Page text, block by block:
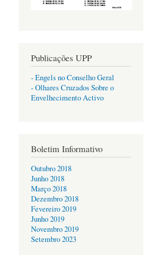
Publicações UPP
- Engels no Conselho Geral
- Olhares Cruzados Sobre o
Envelhecimento Activo
Boletim Informativo
Outubro 2018
Junho 2018
Março 2018
Dezembro 2018
Fevereiro 2019
Junho 2019
Novembro 2019
Setembro 2023